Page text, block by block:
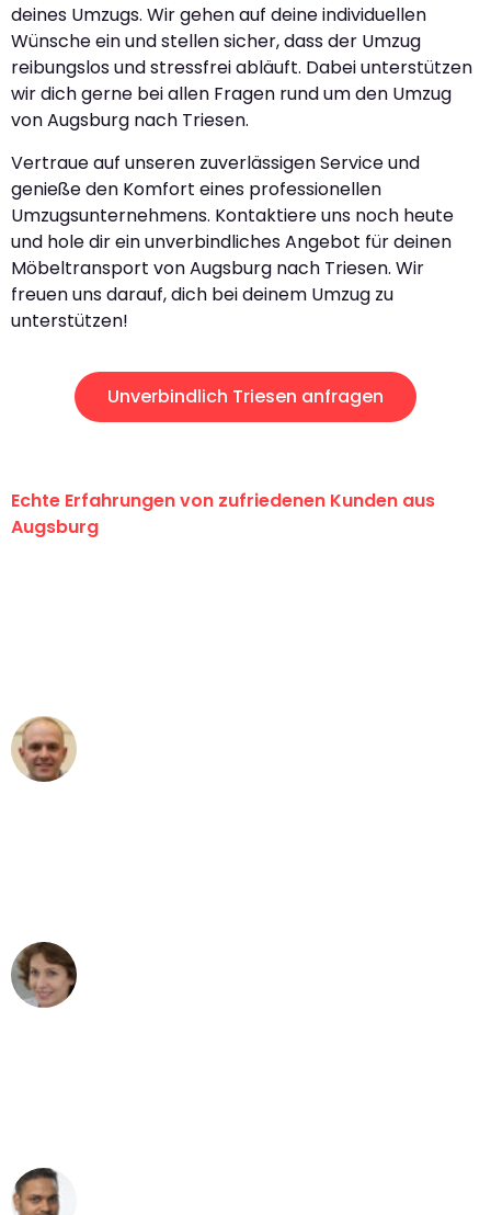
deines Umzugs. Wir gehen auf deine individuellen
Wünsche ein und stellen sicher, dass der Umzug
reibungslos und stressfrei abläuft. Dabei unterstützen
wir dich gerne bei allen Fragen rund um den Umzug
von Augsburg nach Triesen.
Vertraue auf unseren zuverlässigen Service und
genieße den Komfort eines professionellen
Umzugsunternehmens. Kontaktiere uns noch heute
und hole dir ein unverbindliches Angebot für deinen
Möbeltransport von Augsburg nach Triesen. Wir
freuen uns darauf, dich bei deinem Umzug zu
unterstützen!
Unverbindlich Triesen anfragen
Echte Erfahrungen von zufriedenen Kunden aus
Augsburg